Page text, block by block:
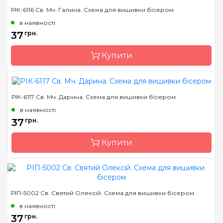
Бренд
Країна виробник
Зашивання
флізеліном
Розмір
7,5*10,5 см
РІК-6116 Св. Мч. Галина. Схема для вишивки бісером
в наявності
37 грн.
Купити
Бренд
Країна виробник
Зашивання
флізеліном
Розмір
7,5*10,5 см
РІК-6117 Св. Мч. Дарина. Схема для вишивки бісером
в наявності
37 грн.
Купити
Зашивання
РІП-5002 Св. Святий Олексій. Схема для вишивки бісером
в наявності
37 грн.